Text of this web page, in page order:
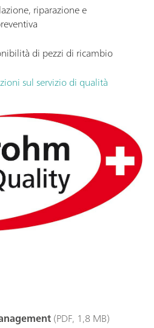
riparazione e
di pezzi di ricambio
sul servizio di qualità
(PDF, 1,8 MB)